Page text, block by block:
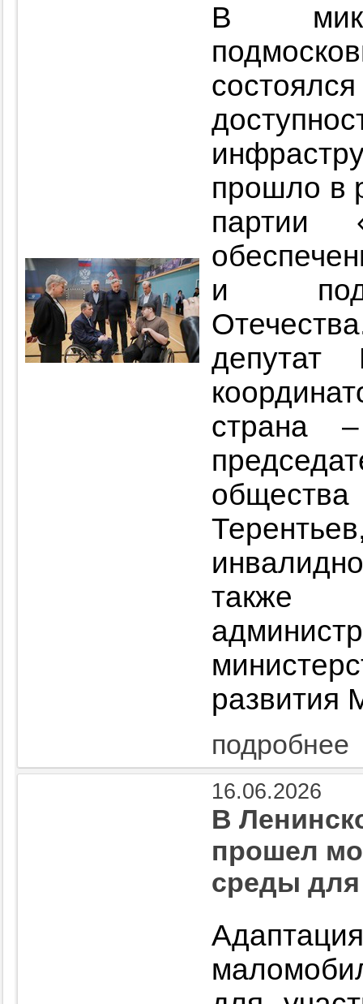
В
прошло в
партии
и
депутат
страна
также
развития
подробнее
16.06.2026
В
прошел
среды